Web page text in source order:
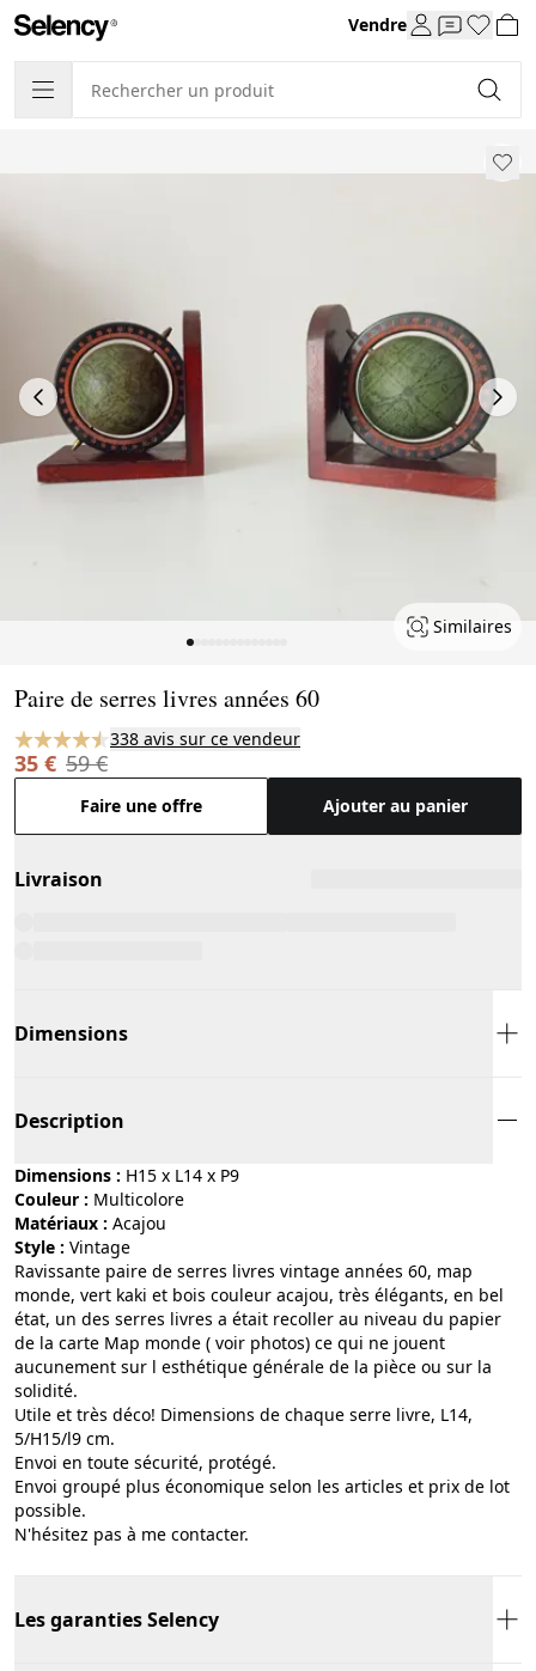
Vendre
Similaires
Paire de serres livres années 60
338 avis sur ce vendeur
35 € 59 €
Faire une offre Ajouter au panier
Livraison
Dimensions
Description
Dimensions : H15 x L14 x P9
Couleur :
multicolore
Matériaux :
acajou
Style :
vintage
Ravissante paire de serres livres vintage années 60, map
monde, vert kaki et bois couleur acajou, très élégants, en bel
état, un des serres livres a était recoller au niveau du papier
de la carte Map monde ( voir photos) ce qui ne jouent
aucunement sur l esthétique générale de la pièce ou sur la
solidité.
Utile et très déco! Dimensions de chaque serre livre, L14,
5/H15/l9 cm.
Envoi en toute sécurité, protégé.
Envoi groupé plus économique selon les articles et prix de lot
possible.
N'hésitez pas à me contacter.
Les garanties Selency